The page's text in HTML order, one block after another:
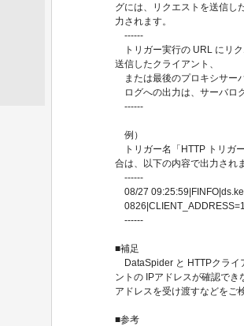
グには、リクエストを送信し
力されます。
------
トリガー実行の URL にリ
送信したクライアント、
または最後のプロキシサー
ログへの出力は、サーバロ
------
例）
トリガー名「HTTP トリガ
合は、以下の内容で出力されま
------
08/27
------
■補足
DataSpider と HTTPクライ
ントの IPアドレスが確認で
アドレスを受け渡すなどをご
■参考